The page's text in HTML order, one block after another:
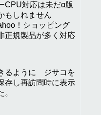
対応は未だα版
もしれません
！ショッピング
正規製品が多く対応
るように ジサコを
存し再訪問時に表示